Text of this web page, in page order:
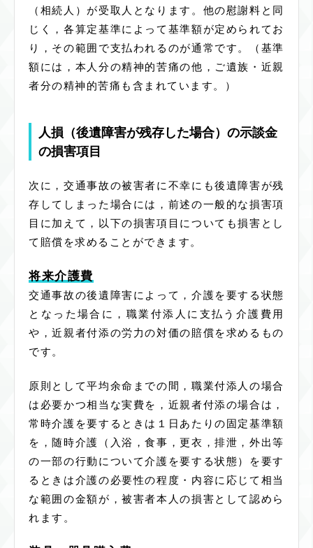
（相続人）が受取人となります。他の慰謝料と同
じく，各算定基準によって基準額が定められてお
り，その範囲で支払われるのが通常です。（基準
額には，本人分の精神的苦痛の他，ご遺族・近親
者分の精神的苦痛も含まれています。）
人損（後遺障害が残存した場合）の示談金
の損害項目
次に，交通事故の被害者に不幸にも後遺障害が残
存してしまった場合には，前述の一般的な損害項
目に加えて，以下の損害項目についても損害とし
て賠償を求めることができます。
将来介護費
交通事故の後遺障害によって，介護を要する状態
となった場合に，職業付添人に支払う介護費用
や，近親者付添の労力の対価の賠償を求めるもの
です。
原則として平均余命までの間，職業付添人の場合
は必要かつ相当な実費を，近親者付添の場合は，
常時介護を要するときは１日あたりの固定基準額
を，随時介護（入浴，食事，更衣，排泄，外出等
の一部の行動について介護を要する状態）を要す
るときは介護の必要性の程度・内容に応じて相当
な範囲の金額が，被害者本人の損害として認めら
れます。